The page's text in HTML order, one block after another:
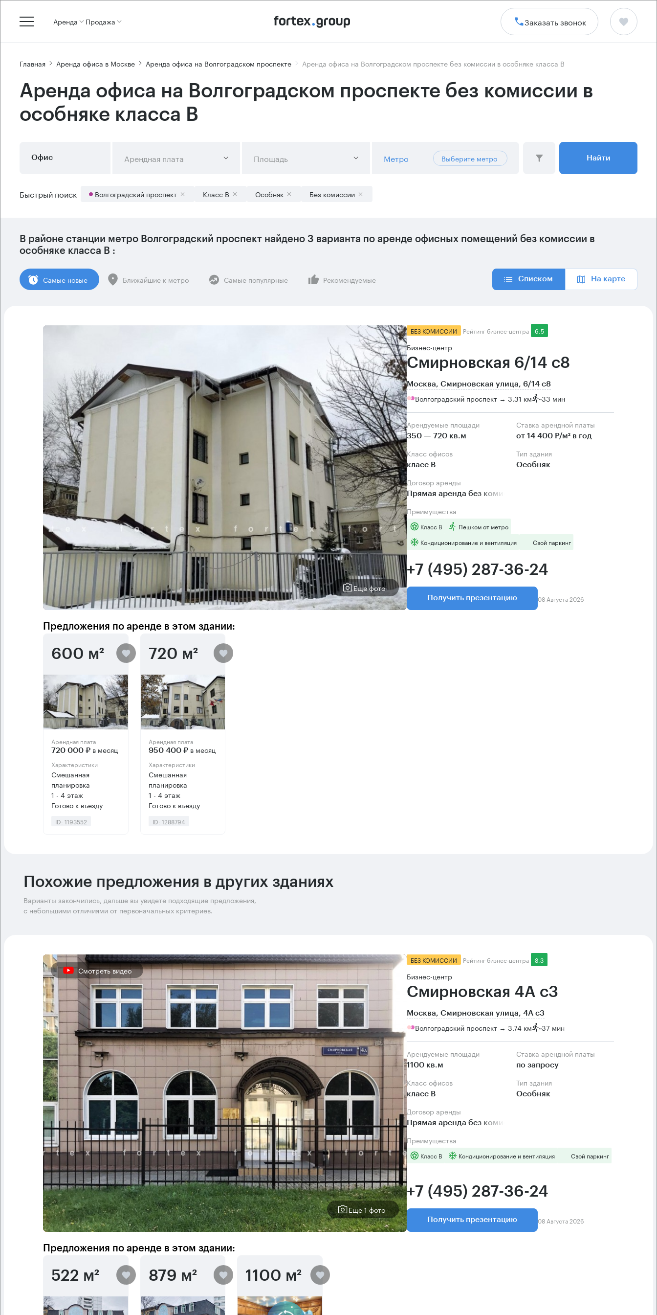
Аренда Продажа Заказать звонок
Главная Аренда офиса в Москве Аренда офиса на Волгоградском проспекте Аренда офиса на Волгоградском проспекте без комиссии в особняке класса B
Аренда офиса на Волгоградском проспекте без комиссии в
особняке класса B
Офис Арендная плата Площадь Метро Выберите метро Найти
Быстрый поиск Волгоградский проспект Класс B Особняк Без комиссии
В районе станции метро Волгоградский проспект найдено 3 варианта по аренде офисных помещений без комиссии в
особняке класса B :
Cамые новые Ближайшие к метро Самые популярные Рекомендуемые Списком На карте
Еще фото
БЕЗ КОМИССИИ Рейтинг бизнес-центра 6.5
Бизнес-центр
Смирновская 6/14 с8
Москва, Смирновская улица, 6/14 с8
Волгоградский проспект → 3.31 км ~33 мин
Арендуемые площади
350 — 720 кв.м
Ставка арендной платы
от 14 400 Р/м² в год
Класс офисов
класс B
Тип здания
Особняк
Договор аренды
Прямая аренда без комиссии
Преимущества
Класс B
Пешком от метро
Кондиционирование и вентиляция
Свой паркинг
+7 (495) 287-36-24
Получить презентацию 08 Августа 2026
Предложения по аренде в этом здании:
600 м²
Арендная плата
720 000 ₽ в месяц
Характеристики
Смешанная
планировка
1 - 4 этаж
Готово к въезду
ID: 1193552
720 м²
Арендная плата
950 400 ₽в месяц
Характеристики
Смешанная
планировка
1 - 4 этаж
Готово к въезду
ID: 1288794
Похожие предложения в других зданиях
Варианты закончились, дальше вы увидете подходящие предложения,
с небольшими отличиями от первоначальных критериев.
Смотреть видео
Еще 1 фото
БЕЗ КОМИССИИ Рейтинг бизнес-центра 8.3
Бизнес-центр
Смирновская 4А с3
Москва, Смирновская улица, 4А с3
Волгоградский проспект → 3.74 км ~37 мин
Арендуемые площади
1100 кв.м
Ставка арендной платы
по запросу
Класс офисов
класс B
Тип здания
Особняк
Договор аренды
Прямая аренда без комиссии
Преимущества
Класс B Кондиционирование и вентиляция Свой паркинг
+7 (495) 287-36-24
Получить презентацию 08 Августа 2026
Предложения по аренде в этом здании:
522 м² 879 м² 1100 м²